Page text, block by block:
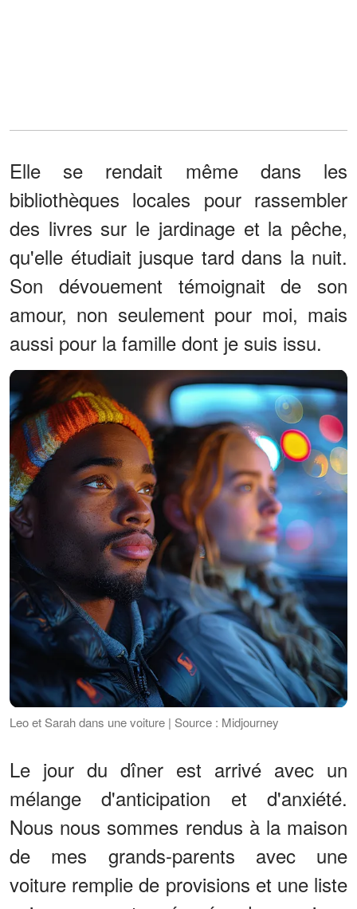
Elle se rendait même dans les
bibliothèques locales pour rassembler
des livres sur le jardinage et la pêche,
qu'elle étudiait jusque tard dans la nuit.
Son dévouement témoignait de son
amour, non seulement pour moi, mais
aussi pour la famille dont je suis issu.
Leo et Sarah dans une voiture | Source : Midjourney
Le jour du dîner est arrivé avec un
mélange d'anticipation et d'anxiété.
Nous nous sommes rendus à la maison
de mes grands-parents avec une
voiture remplie de provisions et une liste